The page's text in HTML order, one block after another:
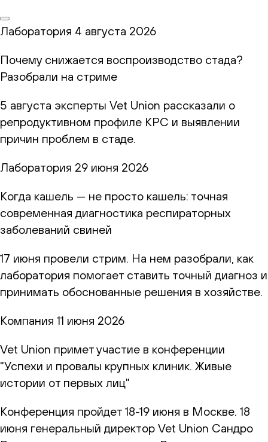
Лаборатория 4 августа 2026
Почему снижается воспроизводство стада?
Разобрали на стриме
5 августа эксперты Vet Union рассказали о
репродуктивном профиле КРС и выявлении
причин проблем в стаде.
Лаборатория 29 июня 2026
Когда кашель — не просто кашель: точная
современная диагностика респираторных
заболеваний свиней
17 июня провели стрим. На нем разобрали, как
лаборатория помогает ставить точный диагноз и
принимать обоснованные решения в хозяйстве.
Компания 11 июня 2026
Vet Union примет участие в конференции
"Успехи и провалы крупных клиник. Живые
истории от первых лиц"
Конференция пройдет 18-19 июня в Москве. 18
июня генеральный директор Vet Union Сандро